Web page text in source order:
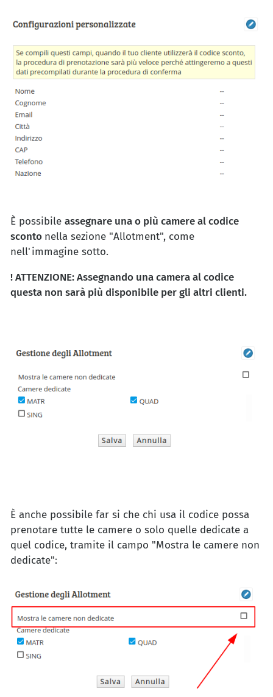
È possibile assegnare una o più camere al codice
sconto nella sezione "Allotment", come
nell'immagine sotto.
! ATTENZIONE:Assegnando una camera al codice
questa non sarà più disponibile per gli altri clienti.
È anche possibile far si che chi usa il codice possa
prenotare tutte le camere o solo quelle dedicate a
quel codice, tramite il campo "Mostra le camere non
dedicate":